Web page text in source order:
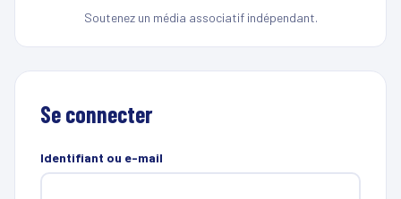
Soutenez un média associatif indépendant.
Se connecter
Identifiant ou e-mail